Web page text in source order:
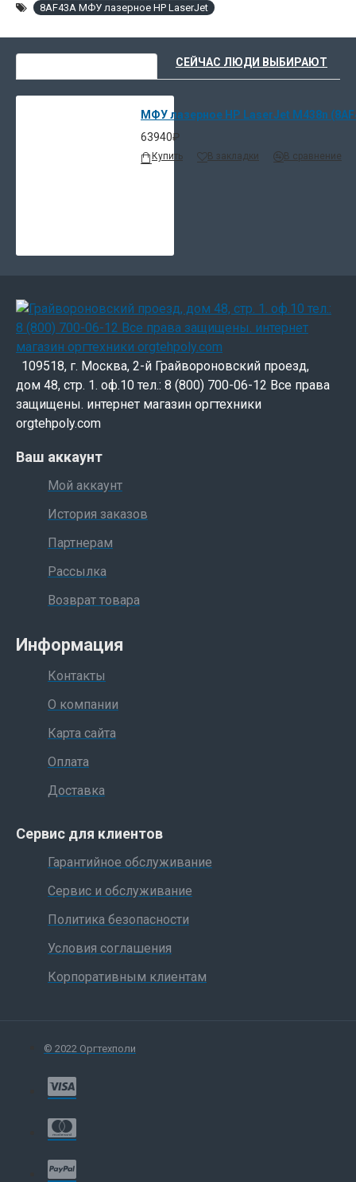
8AF43A МФУ лазерное HP LaserJet
СЕЙЧАС ЛЮДИ ВЫБИРАЮТ
МФУ лазерное HP LaserJet M438n
63940₽
Купить В закладки В сравнение
109518, г. Москва, 2-й Грайвороновский проезд,
дом 48, стр. 1. оф.10 тел.: 8 (800) 700-06-12 Все права
защищены. интернет магазин оргтехники
orgtehpoly.com
Ваш аккаунт
Мой аккаунт
История заказов
Партнерам
Рассылка
Возврат товара
Информация
Контакты
О компании
Карта сайта
Оплата
Доставка
Сервис для клиентов
Гарантийное обслуживание
Сервис и обслуживание
Политика безопасности
Условия соглашения
Корпоративным клиентам
© 2022 Оргтехполи